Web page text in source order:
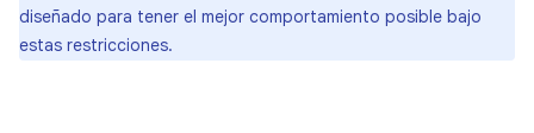
diseñado para tener el mejor comportamiento posible bajo
estas restricciones.